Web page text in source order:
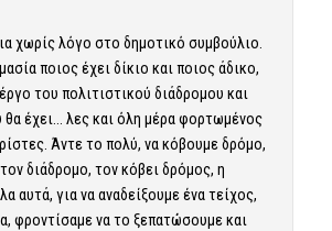
χωρίς λόγο στο δημοτικό συμβούλιο.
ποιος έχει δίκιο και ποιος άδικο,
του πολιτιστικού διάδρομου και
θα έχει… λες και όλη μέρα φορτωμένος
Άντε το πολύ, να κόβουμε δρόμο,
διάδρομο, τον κόβει δρόμος, η
αυτά, για να αναδείξουμε ένα τείχος,
φροντίσαμε να το ξεπατώσουμε και